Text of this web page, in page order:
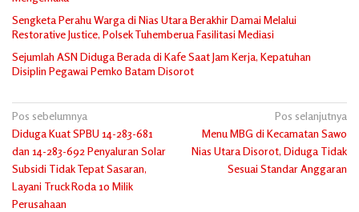
Sengketa Perahu Warga di Nias Utara Berakhir Damai Melalui
Restorative Justice, Polsek Tuhemberua Fasilitasi Mediasi
Sejumlah ASN Diduga Berada di Kafe Saat Jam Kerja, Kepatuhan
Disiplin Pegawai Pemko Batam Disorot
Navigasi
pos
Pos sebelumnya
Diduga Kuat SPBU 14-283-681
dan 14-283-692 Penyaluran Solar
Subsidi Tidak Tepat Sasaran,
Layani Truck Roda 10 Milik
Perusahaan
Pos selanjutnya
Menu MBG di Kecamatan Sawo
Nias Utara Disorot, Diduga Tidak
Sesuai Standar Anggaran